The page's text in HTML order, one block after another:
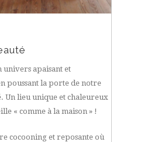
univers apaisant et
poussant la porte de notre
Un lieu unique et chaleureux
« comme à la maison » !
cocooning et reposante où